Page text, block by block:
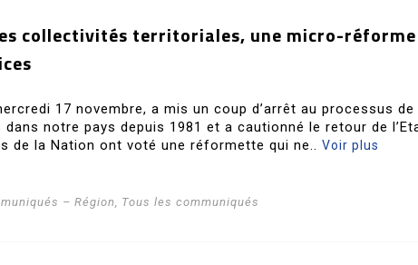
collectivités territoriales, une micro-réforme
17 novembre, a mis un coup d’arrêt au processus de
notre pays depuis 1981 et a cautionné le retour de
de la Nation ont voté une réformette qui ne.. Voir plus
– Région, Tous les communiqués